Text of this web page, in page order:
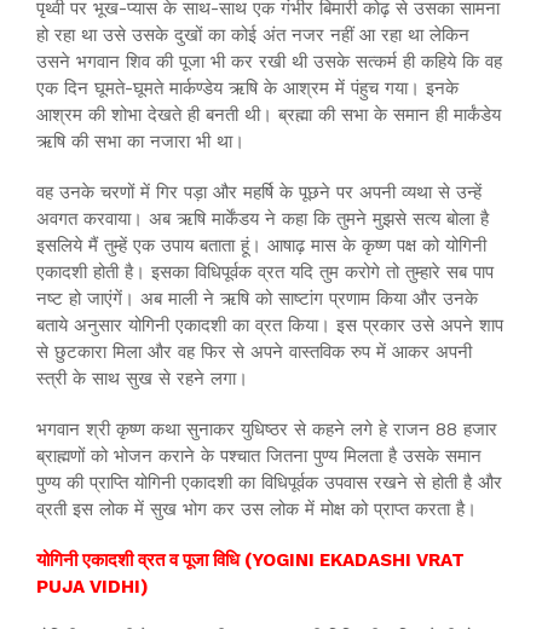
पृथ्वी पर भूख-प्यास के साथ-साथ एक गंभीर बिमारी कोढ़ से उसका सामना
हो रहा था उसे उसके दुखों का कोई अंत नजर नहीं आ रहा था लेकिन
उसने भगवान शिव की पूजा भी कर रखी थी उसके सत्कर्म ही कहिये कि वह
एक दिन घूमते-घूमते मार्कण्डेय ऋषि के आश्रम में पंहुच गया। इनके
आश्रम की शोभा देखते ही बनती थी। ब्रह्मा की सभा के समान ही मार्कंडेय
ऋषि की सभा का नजारा भी था।
वह उनके चरणों में गिर पड़ा और महर्षि के पूछने पर अपनी व्यथा से उन्हें
अवगत करवाया। अब ऋषि मार्केंडय ने कहा कि तुमने मुझसे सत्य बोला है
इसलिये मैं तुम्हें एक उपाय बताता हूं। आषाढ़ मास के कृष्ण पक्ष को योगिनी
एकादशी होती है। इसका विधिपूर्वक व्रत यदि तुम करोगे तो तुम्हारे सब पाप
नष्ट हो जाएंगें। अब माली ने ऋषि को साष्टांग प्रणाम किया और उनके
बताये अनुसार योगिनी एकादशी का व्रत किया। इस प्रकार उसे अपने शाप
से छुटकारा मिला और वह फिर से अपने वास्तविक रुप में आकर अपनी
स्त्री के साथ सुख से रहने लगा।
भगवान श्री कृष्ण कथा सुनाकर युधिष्ठर से कहने लगे हे राजन 88 हजार
ब्राह्मणों को भोजन कराने के पश्चात जितना पुण्य मिलता है उसके समान
पुण्य की प्राप्ति योगिनी एकादशी का विधिपूर्वक उपवास रखने से होती है और
व्रती इस लोक में सुख भोग कर उस लोक में मोक्ष को प्राप्त करता है।
योगिनी एकादशी व्रत व पूजा विधि (YOGINI EKADASHI VRAT
PUJA VIDHI)